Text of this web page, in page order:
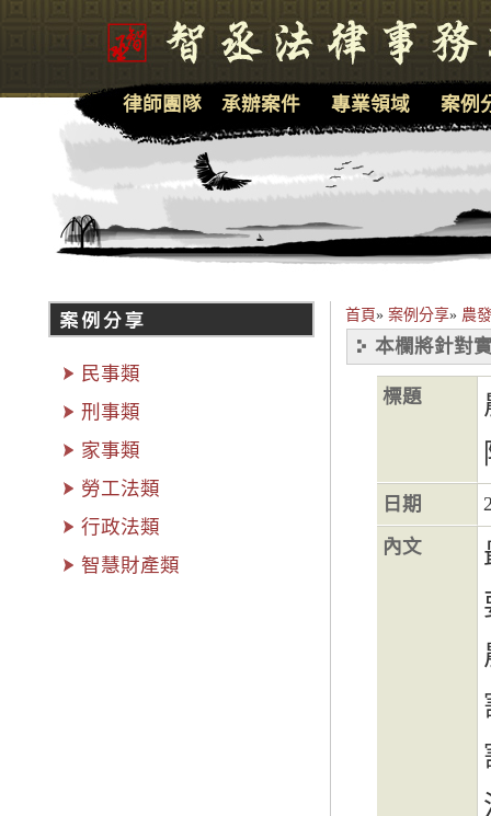
首頁» 案例分享» 農
本欄將針對
標題
日期
內文
律師團隊 承辦案件 專業領域 案例
民事類
刑事類
家事類
勞工法類
行政法類
智慧財產類